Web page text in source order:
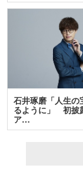
石井琢磨「人生の
るように」 初披
ア…